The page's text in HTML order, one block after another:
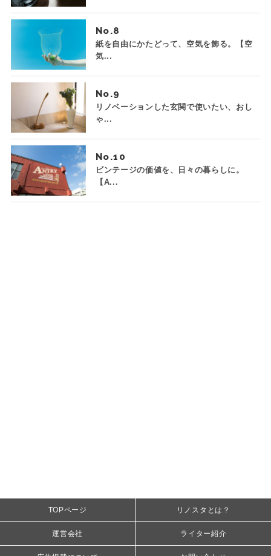
No.
紙を自由にかたどって、空気を飾る。【空
気...
No.
リノベーションした玄関で使いたい、おし
ゃ...
No.
ビンテージの価値を、日々の暮らしに。
【A...
TOPページ リノスタとは？
運営会社 ライター紹介